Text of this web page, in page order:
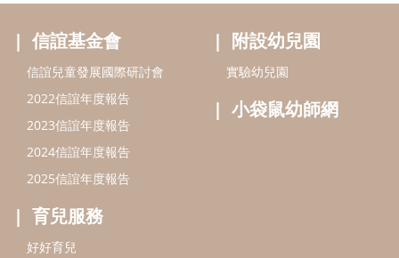
好孕袋
分齡育兒電子報
線上教養諮詢
出版服務
信誼基金出版社
閱讀推廣
Bookstart閱讀起步走